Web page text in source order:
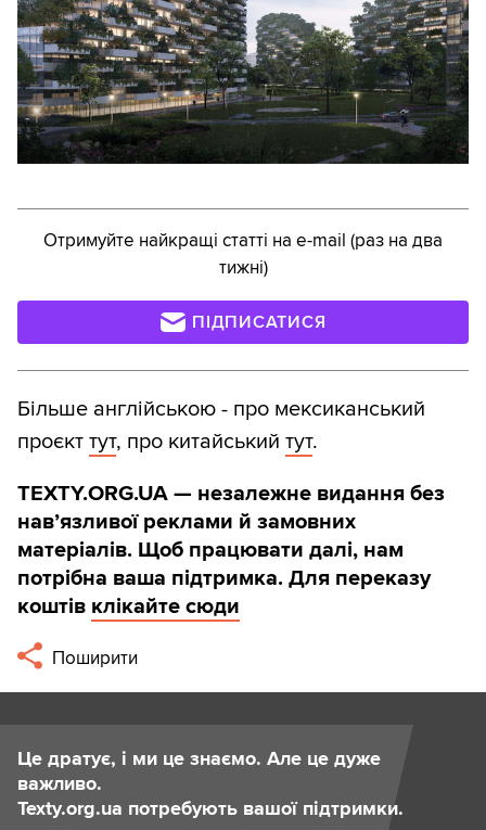
Отримуйте найкращі статті на e-mail (раз на два
тижні)
ПІДПИСАТИСЯ
Більше англійською - про мексиканський
проєкт тут, про китайський тут.
TEXTY.ORG.UA — незалежне видання без
навʼязливої реклами й замовних
матеріалів. Щоб працювати далі, нам
потрібна ваша підтримка. Для переказу
коштів клікайте сюди
Поширити
Це дратує, і ми це знаємо. Але це дуже
важливо.
Texty.org.ua потребують вашої підтримки.